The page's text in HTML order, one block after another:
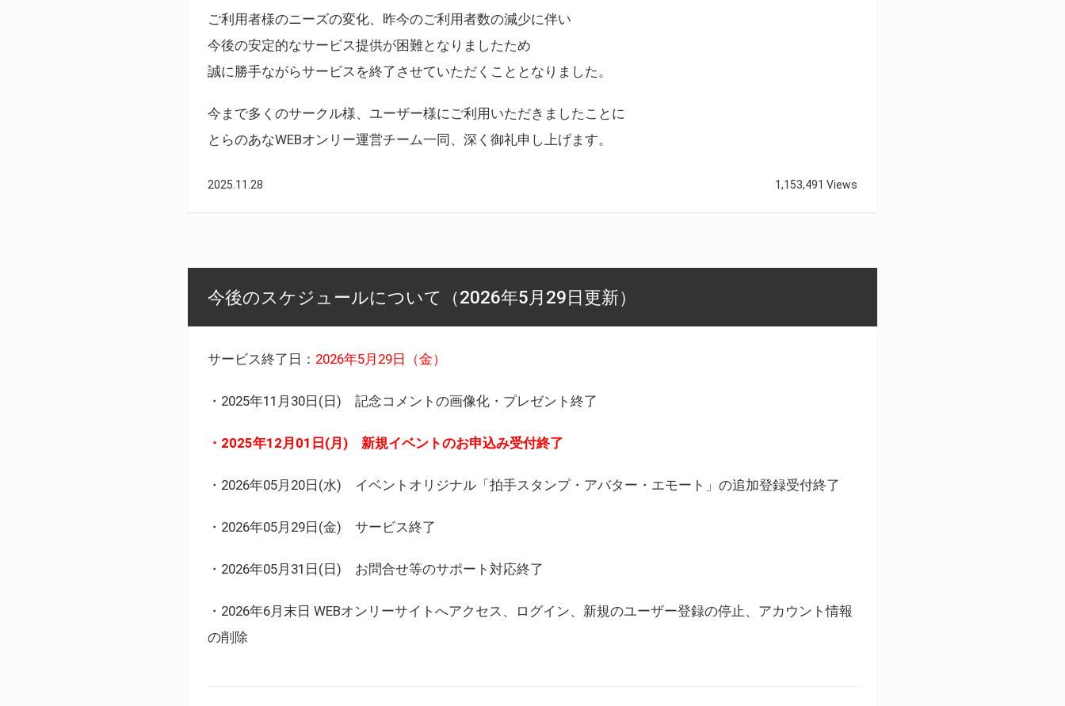
ご利用者様のニーズの変化、昨今のご利用者数の減少に伴い
今後の安定的なサービス提供が困難となりましたため
誠に勝手ながらサービスを終了させていただくこととなりました。
今まで多くのサークル様、ユーザー様にご利用いただきましたことに
とらのあなWEBオンリー運営チーム一同、深く御礼申し上げます。
2025.11.28 1,153,491 Views
今後のスケジュールについて（2026年5月29日更新）
サービス終了日： 2026年5月29日（金）
・2025年11月30日(日) 記念コメントの画像化・プレゼント終了
・2025年12月01日(月) 新規イベントのお申込み受付終了
・2026年05月20日(水) イベントオリジナル「拍手スタンプ・アバター・エモート」の追加登録受付終了
・2026年05月29日(金) サービス終了
・2026年05月31日(日) お問合せ等のサポート対応終了
・2026年6月末日 WEBオンリーサイトへアクセス、ログイン、新規のユーザー登録の停止、アカウント情報
の削除